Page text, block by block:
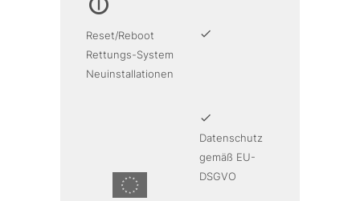
Reset/Reboot
Rettungs-System
Neuinstallationen
Datenschutz
gemäß EU-
DSGVO